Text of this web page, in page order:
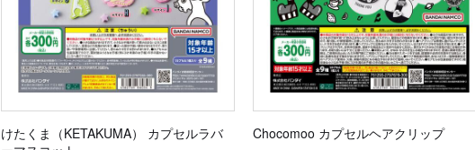
けたくま（KETAKUMA） カプセルラバ
Chocomoo カプセルヘアクリップ